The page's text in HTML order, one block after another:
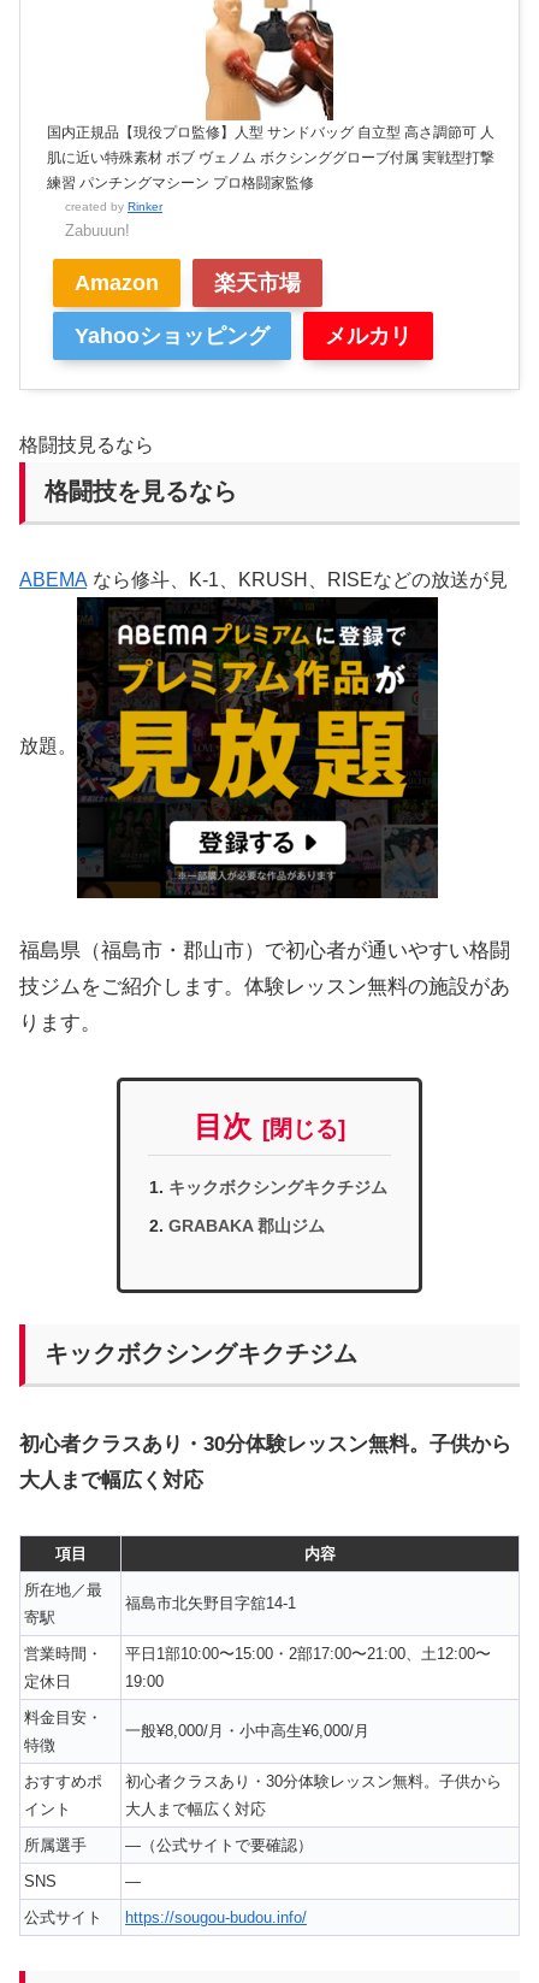
国内正規品【現役プロ監修】人型 サンドバッグ 自立型 高さ調節可 人
肌に近い特殊素材 ボブ ヴェノム ボクシンググローブ付属 実戦型打撃
練習 パンチングマシーン プロ格闘家監修
created by Rinker
Zabuuun!
Amazon 楽天市場
Yahooショッピング メルカリ
格闘技見るなら
格闘技を見るなら
ABEMA なら修斗、K-1、KRUSH、RISEなどの放送が見
放題。
福島県（福島市・郡山市）で初心者が通いやすい格闘
技ジムをご紹介します。体験レッスン無料の施設があ
ります。
目次
キックボクシングキクチジム
GRABAKA 郡山ジム
キックボクシングキクチジム
初心者クラスあり・30分体験レッスン無料。子供から
大人まで幅広く対応
項目
内容
所在地／最
寄駅
福島市北矢野目字舘14-1
営業時間・
定休日
平日1部10:00〜15:00・2部17:00〜21:00、土12:00〜
19:00
料金目安・
特徴
一般¥8,000/月・小中高生¥6,000/月
おすすめポ
イント
初心者クラスあり・30分体験レッスン無料。子供から
大人まで幅広く対応
所属選手
—（公式サイトで要確認）
SNS
—
公式サイト
https://sougou-budou.info/